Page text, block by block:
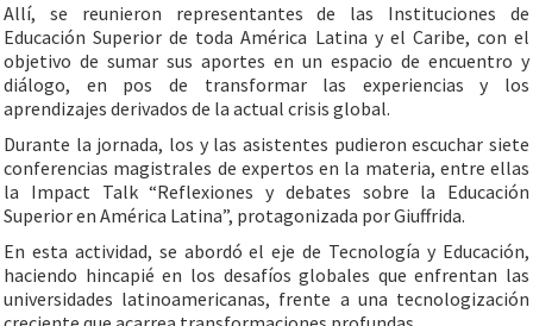
Allí, se reunieron representantes de las Instituciones de
Educación Superior de toda América Latina y el Caribe, con el
objetivo de sumar sus aportes en un espacio de encuentro y
diálogo, en pos de transformar las experiencias y los
aprendizajes derivados de la actual crisis global.
Durante la jornada, los y las asistentes pudieron escuchar siete
conferencias magistrales de expertos en la materia, entre ellas
la Impact Talk “Reflexiones y debates sobre la Educación
Superior en América Latina”, protagonizada por Giuffrida.
En esta actividad, se abordó el eje de Tecnología y Educación,
haciendo hincapié en los desafíos globales que enfrentan las
universidades latinoamericanas, frente a una tecnologización